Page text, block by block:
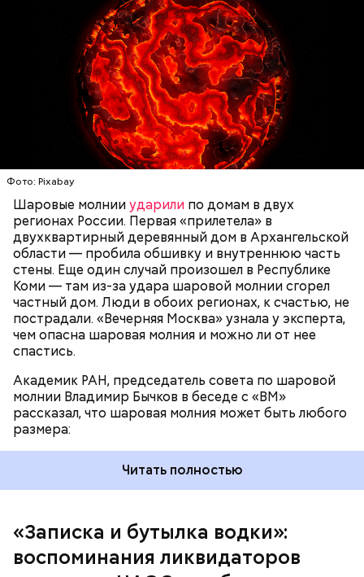
Фото: Pixabay
Шаровые молнииударили по домам в двух
регионах России. Первая «прилетела» в
двухквартирный деревянный дом в Архангельской
области — пробила обшивку и внутреннюю часть
стены. Еще один случай произошел в Республике
Коми — там из-за удара шаровой молнии сгорел
частный дом. Люди в обоих регионах, к счастью, не
пострадали. «Вечерняя Москва» узнала у эксперта,
чем опасна шаровая молния и можно ли от нее
спастись.
Академик РАН, председатель совета по шаровой
молнии Владимир Бычков в беседе с «ВМ»
рассказал, что шаровая молния может быть любого
размера:
— Маленькие — от одного сантиметра, средние —
около 20 сантиметров, а самые большие могут
доходить до нескольких метров. Шаровая молния
проходит и через стекла, даже часто не оставляя
следов. Она как капля стекает, растекается. Может
и в окно влезть, причем в двухметровое.
Сжимается, как воздушный шар, и проходит.
Читать полностью
УЧЕНЫЕ МОЛНИИ ПОГОДА
«Записка и бутылка водки»:
воспоминания ликвидаторов
— Об аварии я узнал 26 апреля, когда нас подняли
транспорт. Привезли в полк. Построились. Сказали,
что произошло. Создали мобильный отряд. Через
несколько часов мы направились в сторону
По его словам, солдаты не знали о масштабах
трагедии. Подобных аварий раньше не случалось.
Поэтому он не испытывал страха.
говорит ликвидатор.